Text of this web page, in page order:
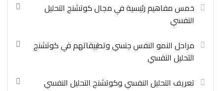
خمس مفاهيم رئيسية في مجال كوتشنج التحليل
النفسي
مراحل النمو النفس جنسي وتطبيقاتهم في كوتشنج
التحليل النفسي
تعريف التحليل النفسي وكوتشنج التحليل النفسي